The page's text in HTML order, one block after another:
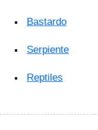
Bastardo
Serpiente
Reptiles